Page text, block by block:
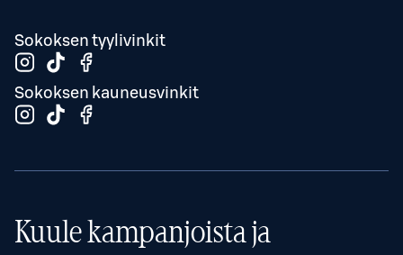
Sokoksen tyylivinkit
Sokoksen kauneusvinkit
Kuule kampanjoista ja